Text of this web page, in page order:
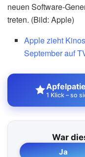
neuen Software-
treten. (Bild: Apple)
Apple zieht
September auf
1 Klick – so
War
Ja